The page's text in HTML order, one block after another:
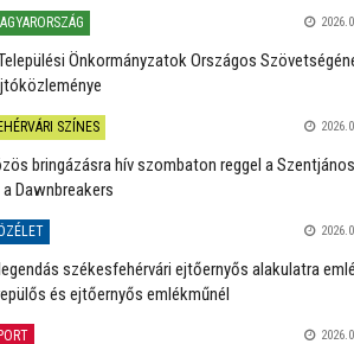
Önkormányzatok Országos
SZÍNES
bringázásra hív szombaton reggel a
Dawnbreakers
székesfehérvári ejtőernyős alakulatra
és ejtőernyős emlékműnél